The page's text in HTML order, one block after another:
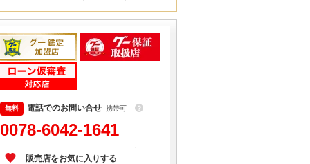
電話でのお問い合せ 携帯可 ？
0078-6042-1641
販売店をお気に入りする